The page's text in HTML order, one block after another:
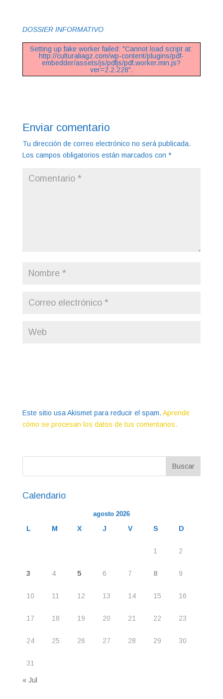
DOSSIER INFORMATIVO
Setting up fake worker failed: "Cannot load script at:
http://culturaliagz.com/wp-content/plugins/pdf-
embedder/assets/js/pdfjs/pdf.worker.min.js?
ver=2.2.228".
Enviar comentario
Tu dirección de correo electrónico no será publicada.
Los campos obligatorios están marcados con *
Este sitio usa Akismet para reducir el spam. Aprende
cómo se procesan los datos de tus comentarios.
Calendario
agosto 2026
L M X J V S D
1 2
3 4 5 6 7 8 9
10 11 12 13 14 15 16
17 18 19 20 21 22 23
24 25 26 27 28 29 30
31
« Jul